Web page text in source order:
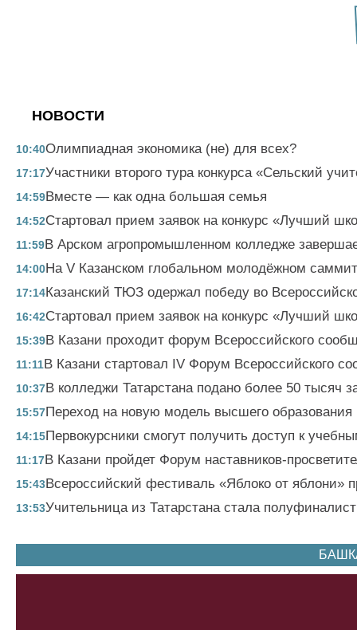
НОВОСТИ
10:40Олимпиадная экономика (не) для всех?
17:17Участники второго тура конкурса «Сельский
14:59Вместе — как одна большая семья
14:52Стартовал прием заявок на конкурс «Лучший
11:59В Арском агропромышленном колледже
14:00На V Казанском глобальном молодёжном
17:14Казанский ТЮЗ одержал победу во
16:42Стартовал прием заявок на конкурс «Лучший
15:39В Казани проходит форум Всероссийского
11:11В Казани стартовал IV Форум Всероссийского
10:37В колледжи Татарстана подано более 50 тысяч
15:57Переход на новую модель высшего
14:15Первокурсники смогут получить доступ к
11:17В Казани пройдет Форум наставников-
15:43Всероссийский фестиваль «Яблоко от яблони»
13:53Учительница из Татарстана стала